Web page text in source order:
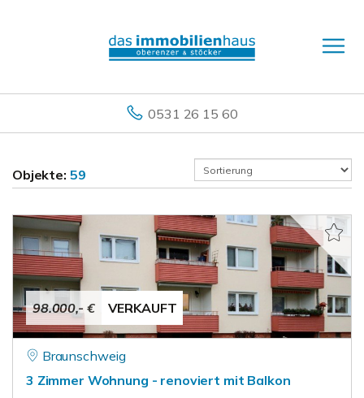
0531 26 15 60
Objekte: 59
98.000,- € VERKAUFT
Braunschweig
3 Zimmer Wohnung - renoviert mit Balkon